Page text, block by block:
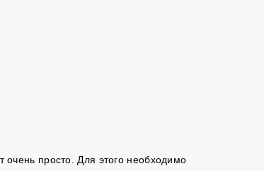
очень просто. Для этого необходимо